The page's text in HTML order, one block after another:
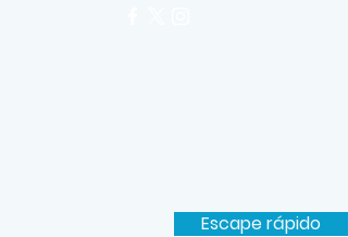
Escape rápido